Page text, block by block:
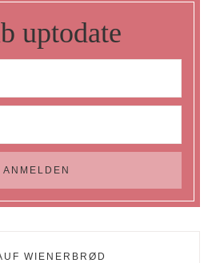
uptodate
WIENERBRØD